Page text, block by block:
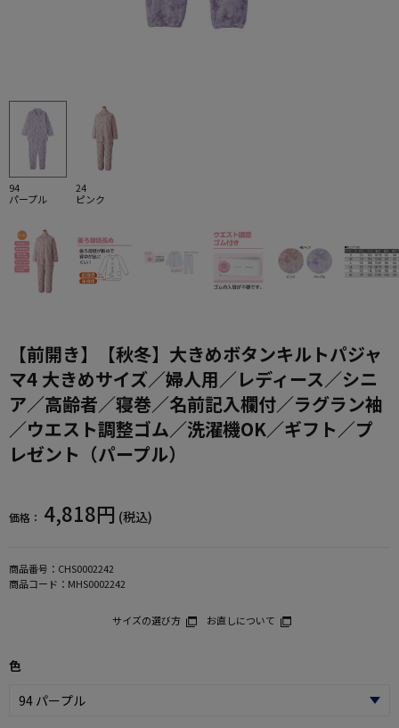
94
パープル
24
ピンク
【前開き】【秋冬】大きめボタンキルトパジャ
マ4 大きめサイズ／婦人用／レディース／シニ
ア／高齢者／寝巻／名前記入欄付／ラグラン袖
／ウエスト調整ゴム／洗濯機OK／ギフト／プ
レゼント（パープル）
価格： 4,818円 (税込)
商品番号： CHS0002242
商品コード： MHS0002242
サイズの選び方 お直しについて
色